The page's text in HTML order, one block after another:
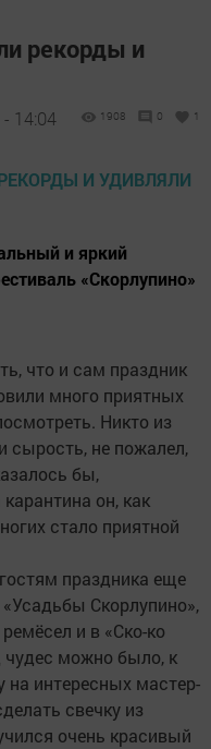
рекорды и
14:04 1908 0 1
и яркий
«Скорлупино»
что и сам праздник
много приятных
Никто из
сырость, не пожалел,
бы,
он, как
стало приятной
праздника еще
Скорлупино»,
и в «Ско-ко
чудес можно было, к
на интересных мастер-
свечку из
очень красивый